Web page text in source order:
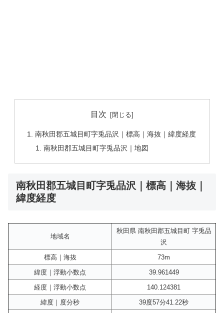
目次
南秋田郡五城目町字兎品沢｜標高｜海抜｜緯度経度
南秋田郡五城目町字兎品沢｜地図
南秋田郡五城目町字兎品沢｜標高｜海抜｜
緯度経度
地域名
秋田県 南秋田郡五城目町 字兎品
沢
標高｜海抜
73m
緯度｜浮動小数点
39.961449
経度｜浮動小数点
140.124381
緯度｜度分秒
39度57分41.22秒